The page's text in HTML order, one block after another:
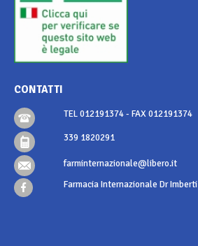
CONTATTI
TEL 012191374 - FAX 012191374
339 1820291
farminternazionale@libero.it
Farmacia Internazionale Dr Imberti